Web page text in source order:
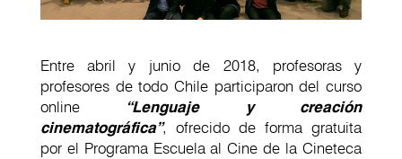
Entre abril y junio de 2018, profesoras y
profesores de todo Chile participaron del curso
online “Lenguaje y creación
cinematográfica”, ofrecido de forma gratuita
por el Programa Escuela al Cine de la Cineteca